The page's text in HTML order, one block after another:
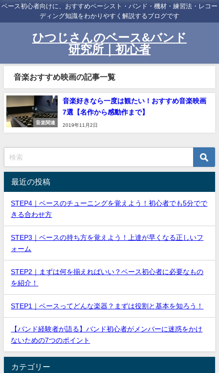
ベース初心者向けに、おすすめベーシスト・バンド・機材・練習法・レコー
ディング知識をわかりやすく解説するブログです
ひつじさんのベース&バンド
研究所｜初心者
音楽おすすめ映画の記事一覧
音楽関連
音楽好きなら一度は観たい！おすすめ音楽映画
7選【名作から感動作まで】
2019年11月2日
最近の投稿
STEP4｜ベースのチューニングを覚えよう！初心者でも5分でで
きる合わせ方
STEP3｜ベースの持ち方を覚えよう！上達が早くなる正しいフ
ォーム
STEP2｜まずは何を揃えればいい？ベース初心者に必要なもの
を紹介！
STEP1｜ベースってどんな楽器？まずは役割と基本を知ろう！
【バンド経験者が語る】バンド初心者がメンバーに迷惑をかけ
ないための7つのポイント
カテゴリー